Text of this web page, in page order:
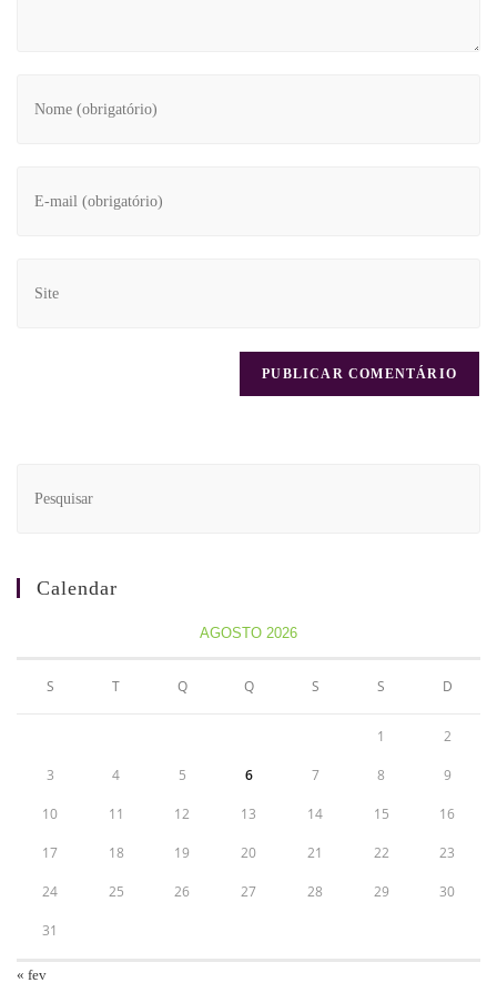
Calendar
AGOSTO 2026
S T Q Q S S D
1 2
3 4 5 6 7 8 9
10 11 12 13 14 15 16
17 18 19 20 21 22 23
24 25 26 27 28 29 30
31
« fev